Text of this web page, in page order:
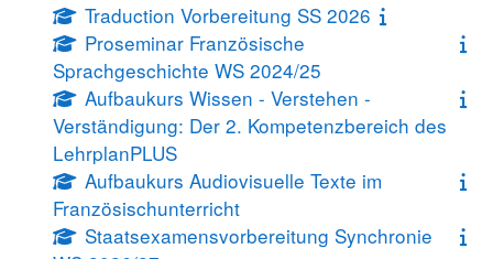
Traduction Vorbereitung SS 2026
Proseminar Französische
Sprachgeschichte WS 2024/25
Aufbaukurs Wissen - Verstehen -
Verständigung: Der 2. Kompetenzbereich des
LehrplanPLUS
Aufbaukurs Audiovisuelle Texte im
Französischunterricht
Staatsexamensvorbereitung Synchronie